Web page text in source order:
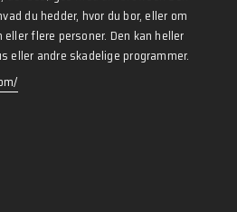
sociale medier...
du hedder, hvor du bor, eller om
flere personer. Den kan heller
eller andre skadelige programmer.